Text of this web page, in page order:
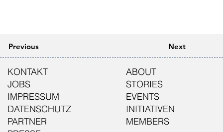
Previous Next
KONTAKT
JOBS
IMPRESSUM
DATENSCHUTZ
PARTNER
ABOUT
STORIES
EVENTS
INITIATIVEN
MEMBERS